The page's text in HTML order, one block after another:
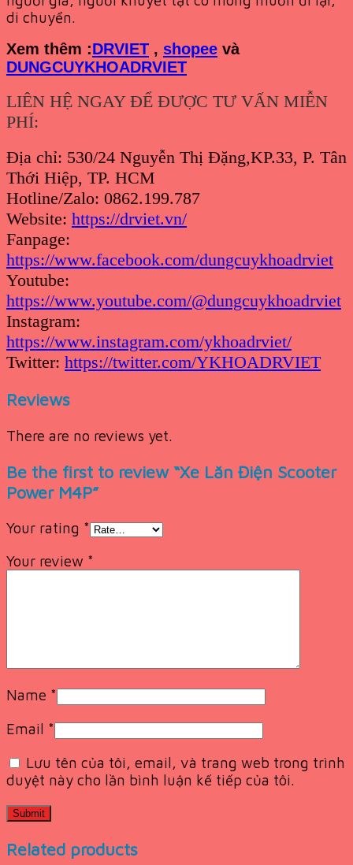
di chuyển.
Xem thêm :DRVIET , shopee và
DUNGCUYKHOADRVIET
LIÊN HỆ NGAY ĐỂ ĐƯỢC TƯ VẤN MIỄN
PHÍ:
Địa chỉ: 530/24 Nguyễn Thị Đặng,KP.33, P. Tân
Thới Hiệp, TP. HCM
Hotline/Zalo: 0862.199.787
Website: https://drviet.vn/
Fanpage:
https://www.facebook.com/dungcuykhoadrviet
Youtube:
https://www.youtube.com/@dungcuykhoadrviet
Instagram:
https://www.instagram.com/ykhoadrviet/
Twitter: https://twitter.com/YKHOADRVIET
Reviews
There are no reviews yet.
Be the first to review “Xe Lăn Điện Scooter
Power M4P”
Your rating *
Your review *
Name *
Email *
Lưu tên của tôi, email, và trang web trong trình
duyệt này cho lần bình luận kế tiếp của tôi.
Related products